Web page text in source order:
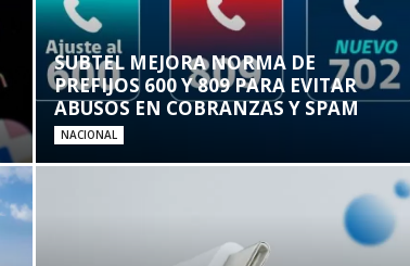
SUBTEL MEJORA NORMA DE
PREFIJOS 600 Y 809 PARA EVITAR
ABUSOS EN COBRANZAS Y SPAM
NACIONAL